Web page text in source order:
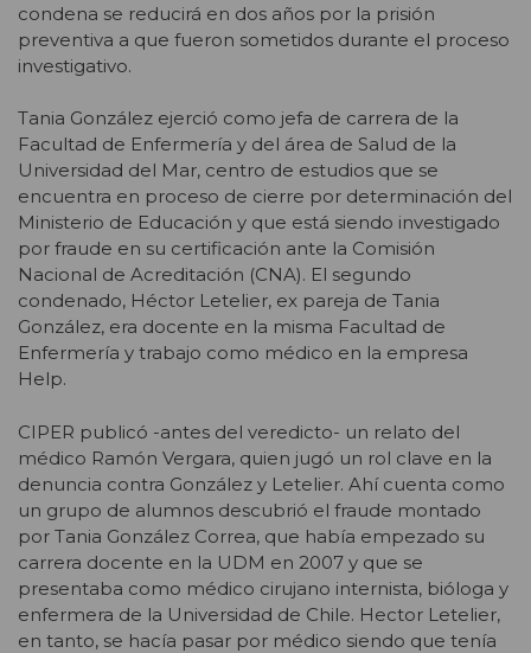
condena se reducirá en dos años por la prisión
preventiva a que fueron sometidos durante el proceso
investigativo.
Tania González ejerció como jefa de carrera de la
Facultad de Enfermería y del área de Salud de la
Universidad del Mar, centro de estudios que se
encuentra en proceso de cierre por determinación del
Ministerio de Educación y que está siendo investigado
por fraude en su certificación ante la Comisión
Nacional de Acreditación (CNA). El segundo
condenado, Héctor Letelier, ex pareja de Tania
González, era docente en la misma Facultad de
Enfermería y trabajo como médico en la empresa
Help.
CIPER publicó -antes del veredicto- un relato del
médico Ramón Vergara, quien jugó un rol clave en la
denuncia contra González y Letelier. Ahí cuenta como
un grupo de alumnos descubrió el fraude montado
por Tania González Correa, que había empezado su
carrera docente en la UDM en 2007 y que se
presentaba como médico cirujano internista, bióloga y
enfermera de la Universidad de Chile. Hector Letelier,
en tanto, se hacía pasar por médico siendo que tenía